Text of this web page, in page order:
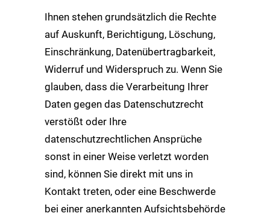
Ihnen stehen grundsätzlich die Rechte
auf Auskunft, Berichtigung, Löschung,
Einschränkung, Datenübertragbarkeit,
Widerruf und Widerspruch zu. Wenn Sie
glauben, dass die Verarbeitung Ihrer
Daten gegen das Datenschutzrecht
verstößt oder Ihre
datenschutzrechtlichen Ansprüche
sonst in einer Weise verletzt worden
sind, können Sie direkt mit uns in
Kontakt treten, oder eine Beschwerde
bei einer anerkannten Aufsichtsbehörde